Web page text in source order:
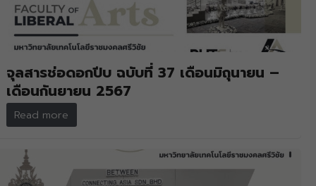
จุลสารช่อดอกปีบ ฉบับที่ 37 เดือนมิถุนายน –
เดือนกันยายน 2567
Read more